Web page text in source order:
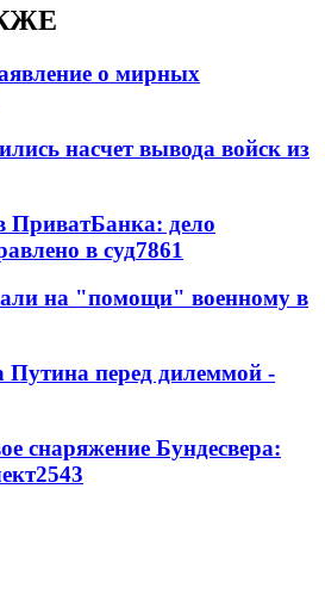
о мирных
насчет вывода войск из
ПриватБанка: дело
в суд7861
на "помощи" военному в
Путина перед дилеммой -
снаряжение Бундесвера:
2543